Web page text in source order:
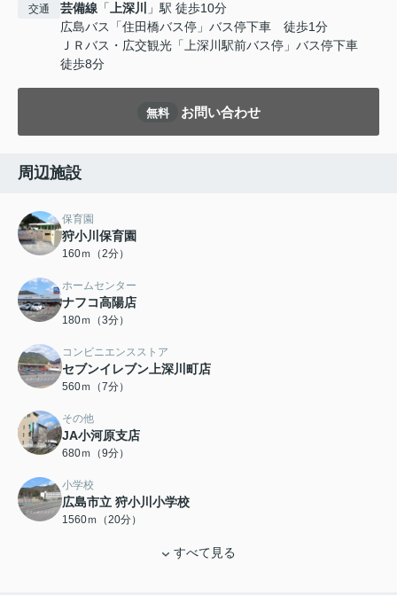
交通 芸備線 「上深川
」駅 徒歩10分
広島バス「住田橋バス停」バス停下車 徒歩1分
ＪＲバス・広交観光「上深川駅前バス停」バス停下車
徒歩8分
無料 お問い合わせ
周辺施設
保育園
狩小川保育園
160ｍ（2分）
ホームセンター
ナフコ高陽店
180ｍ（3分）
コンビニエンスストア
セブンイレブン上深川町店
560ｍ（7分）
その他
JA小河原支店
680ｍ（9分）
小学校
広島市立 狩小川小学校
1560ｍ（20分）
すべて見る